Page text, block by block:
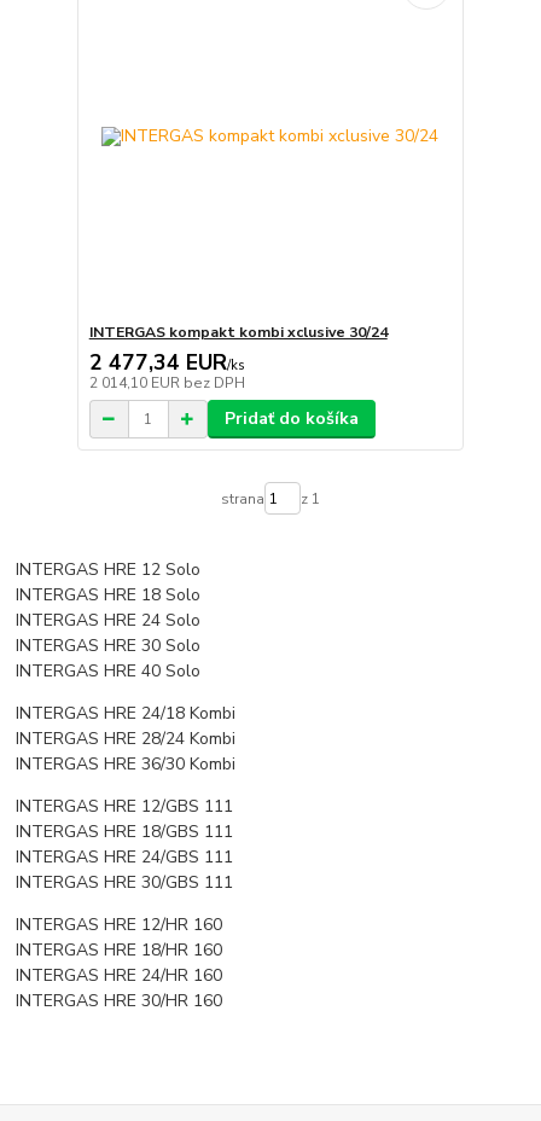
INTERGAS kompakt kombi xclusive 30/24
2 477,34 EUR/ks
2 014,10 EUR bez DPH
Pridať do košíka
strana z 1
INTERGAS HRE 12 Solo
INTERGAS HRE 18 Solo
INTERGAS HRE 24 Solo
INTERGAS HRE 30 Solo
INTERGAS HRE 40 Solo
INTERGAS HRE 24/18 Kombi
INTERGAS HRE 28/24 Kombi
INTERGAS HRE 36/30 Kombi
INTERGAS HRE 12/GBS 111
INTERGAS HRE 18/GBS 111
INTERGAS HRE 24/GBS 111
INTERGAS HRE 30/GBS 111
INTERGAS HRE 12/HR 160
INTERGAS HRE 18/HR 160
INTERGAS HRE 24/HR 160
INTERGAS HRE 30/HR 160